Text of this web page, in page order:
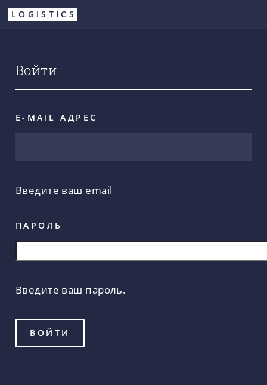
Перейти
LOGISTICS
Войти
E-MAIL АДРЕС
Введите ваш email
ПАРОЛЬ
Введите ваш пароль.